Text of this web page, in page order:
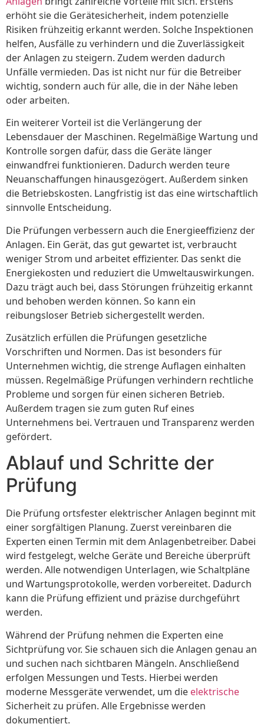
erhöht sie die Gerätesicherheit, indem potenzielle
Risiken frühzeitig erkannt werden. Solche Inspektionen
helfen, Ausfälle zu verhindern und die Zuverlässigkeit
der Anlagen zu steigern. Zudem werden dadurch
Unfälle vermieden. Das ist nicht nur für die Betreiber
wichtig, sondern auch für alle, die in der Nähe leben
oder arbeiten.
Ein weiterer Vorteil ist die Verlängerung der
Lebensdauer der Maschinen. Regelmäßige Wartung und
Kontrolle sorgen dafür, dass die Geräte länger
einwandfrei funktionieren. Dadurch werden teure
Neuanschaffungen hinausgezögert. Außerdem sinken
die Betriebskosten. Langfristig ist das eine wirtschaftlich
sinnvolle Entscheidung.
Die Prüfungen verbessern auch die Energieeffizienz der
Anlagen. Ein Gerät, das gut gewartet ist, verbraucht
weniger Strom und arbeitet effizienter. Das senkt die
Energiekosten und reduziert die Umweltauswirkungen.
Dazu trägt auch bei, dass Störungen frühzeitig erkannt
und behoben werden können. So kann ein
reibungsloser Betrieb sichergestellt werden.
Zusätzlich erfüllen die Prüfungen gesetzliche
Vorschriften und Normen. Das ist besonders für
Unternehmen wichtig, die strenge Auflagen einhalten
müssen. Regelmäßige Prüfungen verhindern rechtliche
Probleme und sorgen für einen sicheren Betrieb.
Außerdem tragen sie zum guten Ruf eines
Unternehmens bei. Vertrauen und Transparenz werden
gefördert.
Ablauf und Schritte der
Prüfung
Die Prüfung ortsfester elektrischer Anlagen beginnt mit
einer sorgfältigen Planung. Zuerst vereinbaren die
Experten einen Termin mit dem Anlagenbetreiber. Dabei
wird festgelegt, welche Geräte und Bereiche überprüft
werden. Alle notwendigen Unterlagen, wie Schaltpläne
und Wartungsprotokolle, werden vorbereitet. Dadurch
kann die Prüfung effizient und präzise durchgeführt
werden.
Während der Prüfung nehmen die Experten eine
Sichtprüfung vor. Sie schauen sich die Anlagen genau an
und suchen nach sichtbaren Mängeln. Anschließend
erfolgen Messungen und Tests. Hierbei werden
moderne Messgeräte verwendet, um die elektrische
Sicherheit zu prüfen. Alle Ergebnisse werden
dokumentiert.